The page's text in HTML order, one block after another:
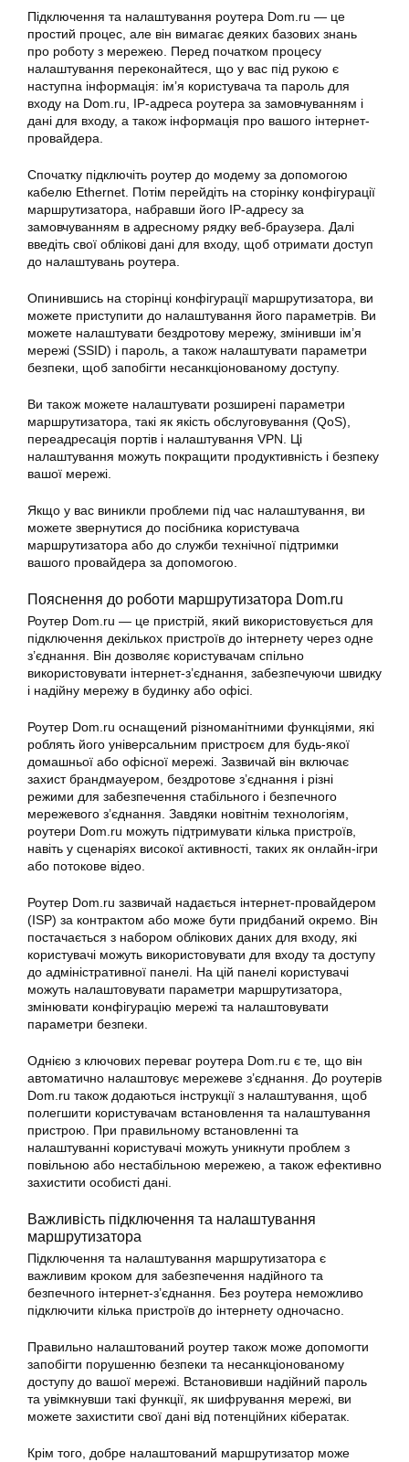
Підключення та налаштування роутера Dom.ru — це
простий процес, але він вимагає деяких базових знань
про роботу з мережею. Перед початком процесу
налаштування переконайтеся, що у вас під рукою є
наступна інформація: ім’я користувача та пароль для
входу на Dom.ru, IP-адреса роутера за замовчуванням і
дані для входу, а також інформація про вашого інтернет-
провайдера.
Спочатку підключіть роутер до модему за допомогою
кабелю Ethernet. Потім перейдіть на сторінку конфігурації
маршрутизатора, набравши його IP-адресу за
замовчуванням в адресному рядку веб-браузера. Далі
введіть свої облікові дані для входу, щоб отримати доступ
до налаштувань роутера.
Опинившись на сторінці конфігурації маршрутизатора, ви
можете приступити до налаштування його параметрів. Ви
можете налаштувати бездротову мережу, змінивши ім’я
мережі (SSID) і пароль, а також налаштувати параметри
безпеки, щоб запобігти несанкціонованому доступу.
Ви також можете налаштувати розширені параметри
маршрутизатора, такі як якість обслуговування (QoS),
переадресація портів і налаштування VPN. Ці
налаштування можуть покращити продуктивність і безпеку
вашої мережі.
Якщо у вас виникли проблеми під час налаштування, ви
можете звернутися до посібника користувача
маршрутизатора або до служби технічної підтримки
вашого провайдера за допомогою.
Пояснення до роботи маршрутизатора Dom.ru
Роутер Dom.ru — це пристрій, який використовується для
підключення декількох пристроїв до інтернету через одне
з’єднання. Він дозволяє користувачам спільно
використовувати інтернет-з’єднання, забезпечуючи швидку
і надійну мережу в будинку або офісі.
Роутер Dom.ru оснащений різноманітними функціями, які
роблять його універсальним пристроєм для будь-якої
домашньої або офісної мережі. Зазвичай він включає
захист брандмауером, бездротове з’єднання і різні
режими для забезпечення стабільного і безпечного
мережевого з’єднання. Завдяки новітнім технологіям,
роутери Dom.ru можуть підтримувати кілька пристроїв,
навіть у сценаріях високої активності, таких як онлайн-ігри
або потокове відео.
Роутер Dom.ru зазвичай надається інтернет-провайдером
(ISP) за контрактом або може бути придбаний окремо. Він
постачається з набором облікових даних для входу, які
користувачі можуть використовувати для входу та доступу
до адміністративної панелі. На цій панелі користувачі
можуть налаштовувати параметри маршрутизатора,
змінювати конфігурацію мережі та налаштовувати
параметри безпеки.
Однією з ключових переваг роутера Dom.ru є те, що він
автоматично налаштовує мережеве з’єднання. До роутерів
Dom.ru також додаються інструкції з налаштування, щоб
полегшити користувачам встановлення та налаштування
пристрою. При правильному встановленні та
налаштуванні користувачі можуть уникнути проблем з
повільною або нестабільною мережею, а також ефективно
захистити особисті дані.
Важливість підключення та налаштування
маршрутизатора
Підключення та налаштування маршрутизатора є
важливим кроком для забезпечення надійного та
безпечного інтернет-з’єднання. Без роутера неможливо
підключити кілька пристроїв до інтернету одночасно.
Правильно налаштований роутер також може допомогти
запобігти порушенню безпеки та несанкціонованому
доступу до вашої мережі. Встановивши надійний пароль
та увімкнувши такі функції, як шифрування мережі, ви
можете захистити свої дані від потенційних кібератак.
Крім того, добре налаштований маршрутизатор може